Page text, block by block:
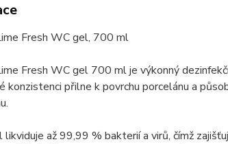
Fresh WC gel, 700 ml
Fresh WC gel 700 ml je výkonný
konzistenci přilne k povrchu porcelánu a
až 99,99 % bakterií a virů, čímž